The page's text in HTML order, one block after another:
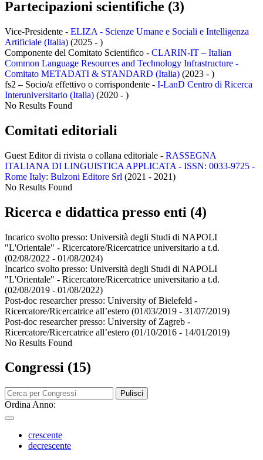
Partecipazioni scientifiche (3)
Vice-Presidente - ELIZA - Scienze Umane e Sociali e Intelligenza
Artificiale (Italia) (2025 - )
Componente del Comitato Scientifico - CLARIN-IT – Italian
Common Language Resources and Technology Infrastructure -
Comitato METADATI & STANDARD (Italia) (2023 - )
fs2 – Socio/a effettivo o corrispondente - I-LanD Centro di Ricerca
Interuniversitario (Italia) (2020 - )
No Results Found
Comitati editoriali
Guest Editor di rivista o collana editoriale - RASSEGNA
ITALIANA DI LINGUISTICA APPLICATA - ISSN: 0033-9725 -
Rome Italy: Bulzoni Editore Srl (2021 - 2021)
No Results Found
Ricerca e didattica presso enti (4)
Incarico svolto presso: Università degli Studi di NAPOLI
"L'Orientale" - Ricercatore/Ricercatrice universitario a t.d.
(02/08/2022 - 01/08/2024)
Incarico svolto presso: Università degli Studi di NAPOLI
"L'Orientale" - Ricercatore/Ricercatrice universitario a t.d.
(02/08/2019 - 01/08/2022)
Post-doc researcher presso: University of Bielefeld -
Ricercatore/Ricercatrice all’estero (01/03/2019 - 31/07/2019)
Post-doc researcher presso: University of Zagreb -
Ricercatore/Ricercatrice all’estero (01/10/2016 - 14/01/2019)
No Results Found
Congressi (15)
Pulisci
Ordina Anno:
crescente
decrescente